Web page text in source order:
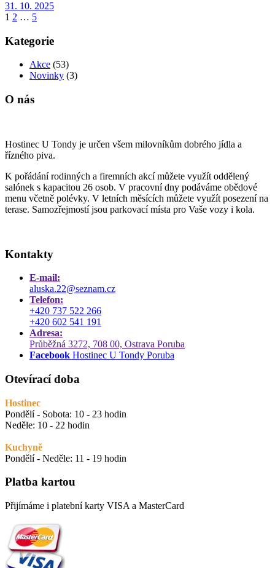
31. 10. 2025
Posts
1 2 … 5
Kategorie
Akce (53)
Novinky (3)
O nás
Hostinec U Tondy je určen všem milovníkům dobrého jídla a
řízného piva.
K pořádání rodinných a firemních akcí můžete využít oddělený
salónek s kapacitou 26 osob. V pracovní dny podáváme obědové
menu včetně polévky. V letních měsících můžete využít posezení na
terase. Samozřejmostí jsou parkovací místa pro Vaše vozy i kola.
Kontakty
E-mail:
aluska.22@seznam.cz
Telefon:
+420 737 522 266
+420 602 541 191
Adresa:
Průběžná 3272, 708 00, Ostrava Poruba
Facebook Hostinec U Tondy Poruba
Otevírací doba
Hostinec
Pondělí - Sobota: 10 - 23 hodin
Neděle: 10 - 22 hodin
Kuchyně
Pondělí - Neděle: 11 - 19 hodin
Platba kartou
Přijímáme i platební karty VISA a MasterCard